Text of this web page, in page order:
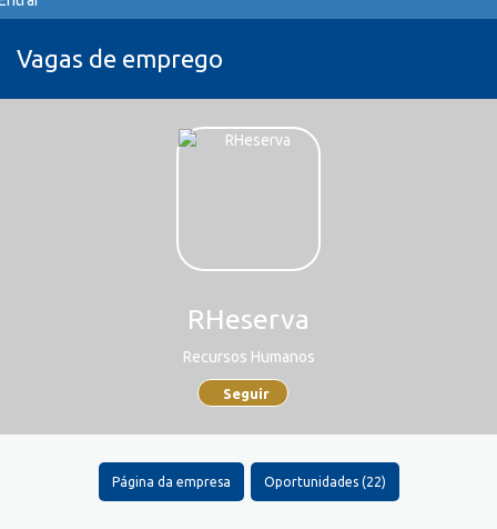
Vagas de emprego
RHeserva
Recursos Humanos
Seguir
Página da empresa Oportunidades (22)